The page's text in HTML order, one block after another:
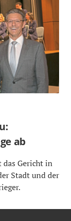
ab
Gericht in
Stadt und der